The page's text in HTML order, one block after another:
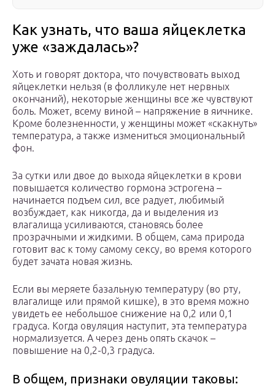
Как узнать, что ваша яйцеклетка
уже «заждалась»?
Хоть и говорят доктора, что почувствовать выход
яйцеклетки нельзя (в фолликуле нет нервных
окончаний), некоторые женщины все же чувствуют
боль. Может, всему виной – напряжение в яичнике.
Кроме болезненности, у женщины может «скакнуть»
температура, а также измениться эмоциональный
фон.
За сутки или двое до выхода яйцеклетки в крови
повышается количество гормона эстрогена –
начинается подъем сил, все радует, любимый
возбуждает, как никогда, да и выделения из
влагалища усиливаются, становясь более
прозрачными и жидкими. В общем, сама природа
готовит вас к тому самому сексу, во время которого
будет зачата новая жизнь.
Если вы меряете базальную температуру (во рту,
влагалище или прямой кишке), в это время можно
увидеть ее небольшое снижение на 0,2 или 0,1
градуса. Когда овуляция наступит, эта температура
нормализуется. А через день опять скачок –
повышение на 0,2-0,3 градуса.
В общем, признаки овуляции таковы: